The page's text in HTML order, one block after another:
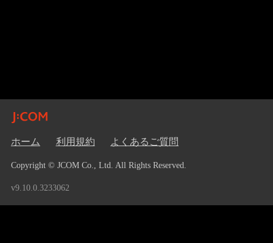
ホーム 利用規約 よくあるご質問
Copyright © JCOM Co., Ltd. All Rights Reserved.
v9.10.0.3233062